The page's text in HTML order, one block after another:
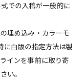
での入稿が一般的に
埋め込み・カラーモ
に白版の指定方法は製
インを事前に取り寄
い。